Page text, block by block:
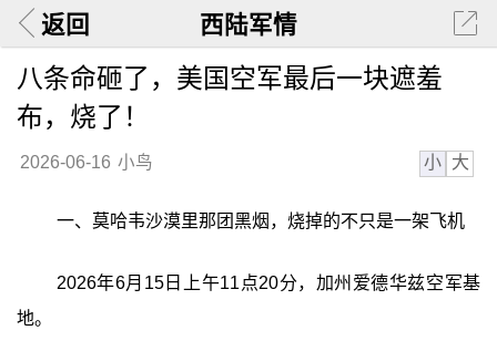
返回 西陆军情
八条命砸了，美国空军最后一块遮羞
布，烧了！
2026-06-16 小鸟 小 大
一、莫哈韦沙漠里那团黑烟，烧掉的不只是一架飞机
2026年6月15日上午11点20分，加州爱德华兹空军基
地。